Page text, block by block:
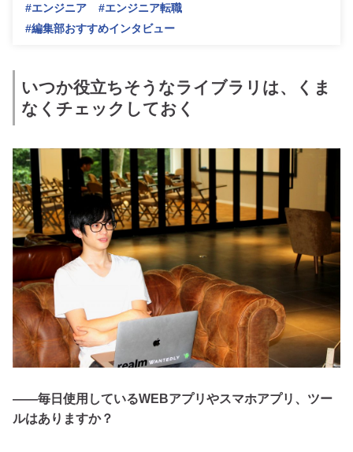
#エンジニア
#エンジニア転職
#編集部おすすめインタビュー
いつか役立ちそうなライブラリは、くま
なくチェックしておく
――毎日使用しているWEBアプリやスマホアプリ、ツー
ルはありますか？